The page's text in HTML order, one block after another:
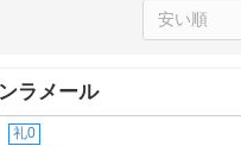
ラメール
礼0